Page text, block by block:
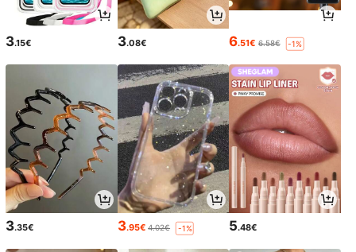
3.15€ 3.08€ 6.51€ 6.58€ -1%
3.35€ 3.95€ 4.02€ -1% 5.48€